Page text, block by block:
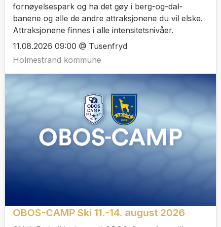
fornøyelsespark og ha det gøy i berg-og-dal-
banene og alle de andre attraksjonene du vil elske.
Attraksjonene finnes i alle intensitetsnivåer.
11.08.2026 09:00 @ Tusenfryd
Holmestrand kommune
OBOS-CAMP Ski 11.-14. august 2026